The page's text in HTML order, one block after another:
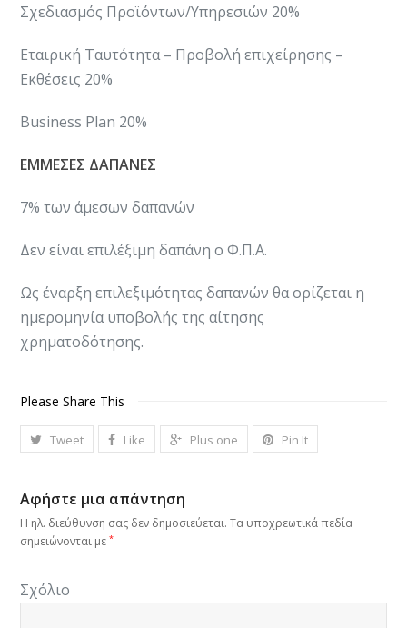
​Σχεδιασμός Προϊόντων/Υπηρεσιών 20%
​Εταιρική Ταυτότητα – Προβολή επιχείρησης –
Εκθέσεις 20%
​Business Plan 20%
ΕΜΜΕΣΕΣ ΔΑΠΑΝΕΣ
7% των άμεσων δαπανών
Δεν είναι επιλέξιμη δαπάνη ο Φ.Π.Α.
Ως έναρξη επιλεξιμότητας δαπανών θα ορίζεται η
ημερομηνία υποβολής της αίτησης
χρηματοδότησης.
Please Share This
Tweet Like Plus one Pin It
Αφήστε μια απάντηση
Η ηλ. διεύθυνση σας δεν δημοσιεύεται. Τα υποχρεωτικά πεδία
σημειώνονται με*
Σχόλιο